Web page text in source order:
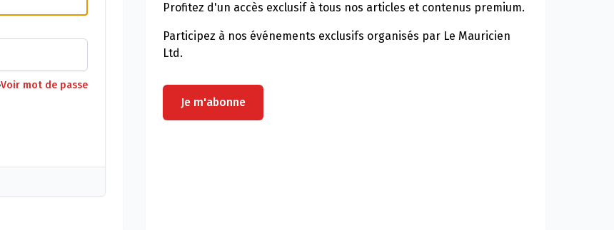
Voir mot de passe
Profitez d'un accès exclusif à tous nos articles et contenus premium.
Participez à nos événements exclusifs organisés par Le Mauricien
Ltd.
Je m'abonne